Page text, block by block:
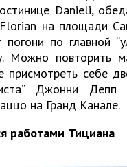
Danieli,
на площади
погони по главной
Можно повторить
присмотреть себе
Джонни
на Гранд Канале.
работами Тициана